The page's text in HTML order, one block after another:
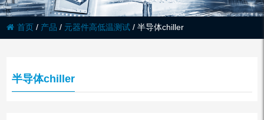
首页 / 产品 / 元器件高低温测试 /半导体chiller
半导体chiller